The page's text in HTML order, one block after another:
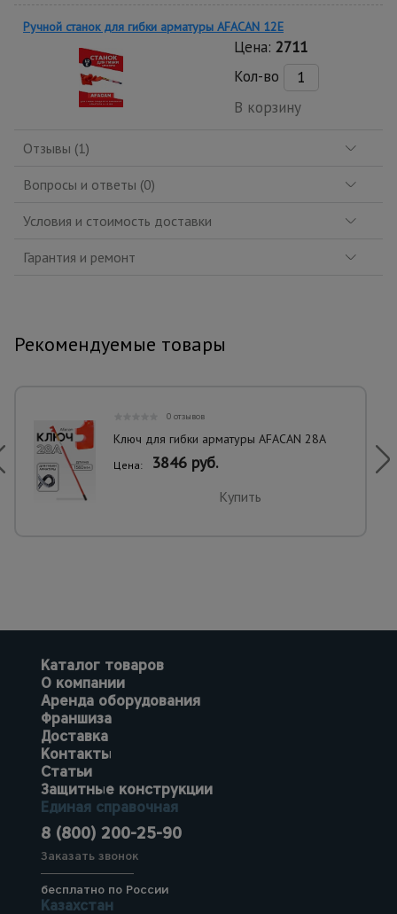
Ручной станок для гибки арматуры AFACAN 12E
Цена: 2711
Кол-во
В корзину
Отзывы (1)
Вопросы и ответы (0)
Условия и стоимость доставки
Гарантия и ремонт
Рекомендуемые товары
0 отзывов
Ключ для гибки арматуры AFACAN 28A
Цена: 3846 руб.
Купить
Каталог товаров
О компании
Аренда оборудования
Франшиза
Доставка
Контакты
Статьи
Защитные конструкции
Единая справочная
8 (800) 200-25-90
Заказать звонок
бесплатно по России
Казахстан